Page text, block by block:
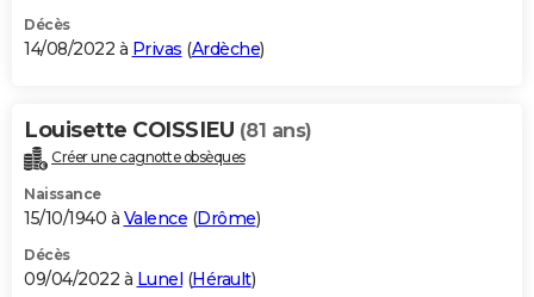
S'inscrire
Se connecter
Lycées
Collèges
Primaires
Universités
Entreprises
Service militaire
Avis de recherche
AVIS DE DÉCÈS
Bricolage
Lifestyle
Culture
Sport
Auto
Television
Voyage
Cinema
Décès
14/08/2022 à Privas (Ardèche)
Louisette COISSIEU (81 ans)
Créer une cagnotte obsèques
Naissance
15/10/1940 à Valence (Drôme)
Décès
09/04/2022 à Lunel (Hérault)